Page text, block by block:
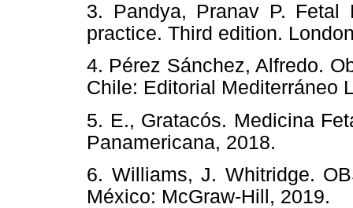
3. Pandya, Pranav P. Fetal
practice. Third edition.
4. Pérez Sánchez, Alfredo.
Chile: Editorial Mediterráneo
5. E., Gratacós. Medicina
Panamericana, 2018.
6. Williams, J. Whitridge.
México: McGraw-Hill, 2019.